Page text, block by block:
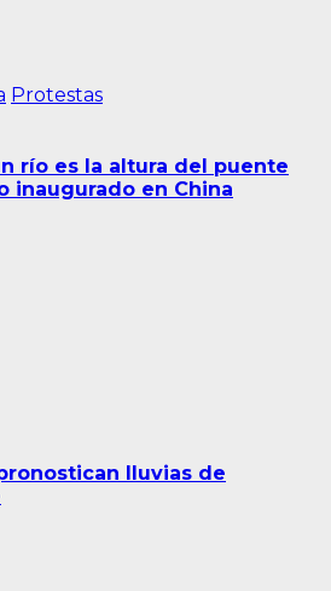
Protestas
río es la altura del puente
inaugurado en China
lluvias de